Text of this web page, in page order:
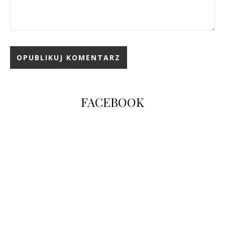
FACEBOOK